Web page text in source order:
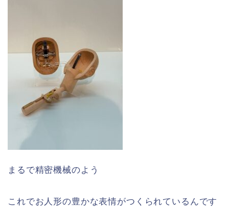
まるで精密機械のよう
これでお人形の豊かな表情がつくられているんです